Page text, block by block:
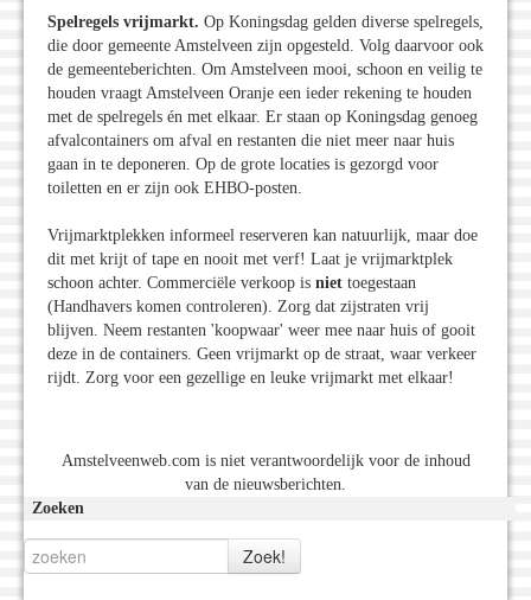
Spelregels vrijmarkt. Op Koningsdag gelden diverse spelregels,
die door gemeente Amstelveen zijn opgesteld. Volg daarvoor ook
de gemeenteberichten. Om Amstelveen mooi, schoon en veilig te
houden vraagt Amstelveen Oranje een ieder rekening te houden
met de spelregels én met elkaar. Er staan op Koningsdag genoeg
afvalcontainers om afval en restanten die niet meer naar huis
gaan in te deponeren. Op de grote locaties is gezorgd voor
toiletten en er zijn ook EHBO-posten.
Vrijmarktplekken informeel reserveren kan natuurlijk, maar doe
dit met krijt of tape en nooit met verf! Laat je vrijmarktplek
schoon achter. Commerciële verkoop is niet toegestaan
(Handhavers komen controleren). Zorg dat zijstraten vrij
blijven. Neem restanten 'koopwaar' weer mee naar huis of gooit
deze in de containers. Geen vrijmarkt op de straat, waar verkeer
rijdt. Zorg voor een gezellige en leuke vrijmarkt met elkaar!
Amstelveenweb.com is niet verantwoordelijk voor de inhoud
van de nieuwsberichten.
Zoeken